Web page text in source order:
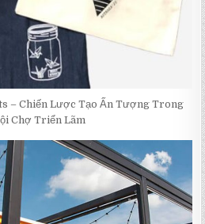
– Chiến Lược Tạo Ấn Tượng Trong
Chợ Triển Lãm